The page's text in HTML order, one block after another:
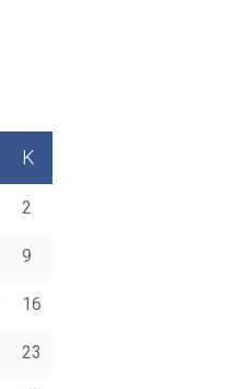
Κ
2
9
16
23